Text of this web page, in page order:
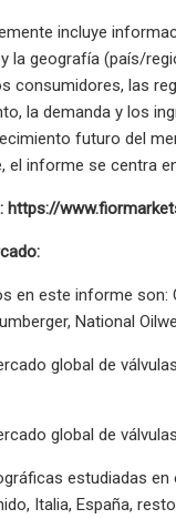
incluye
la geografía (país/
consumidores, las
la demanda y los
futuro del
el informe se centra
https://
en este informe son:
National
global de
global de
estudiadas en
Italia, España,